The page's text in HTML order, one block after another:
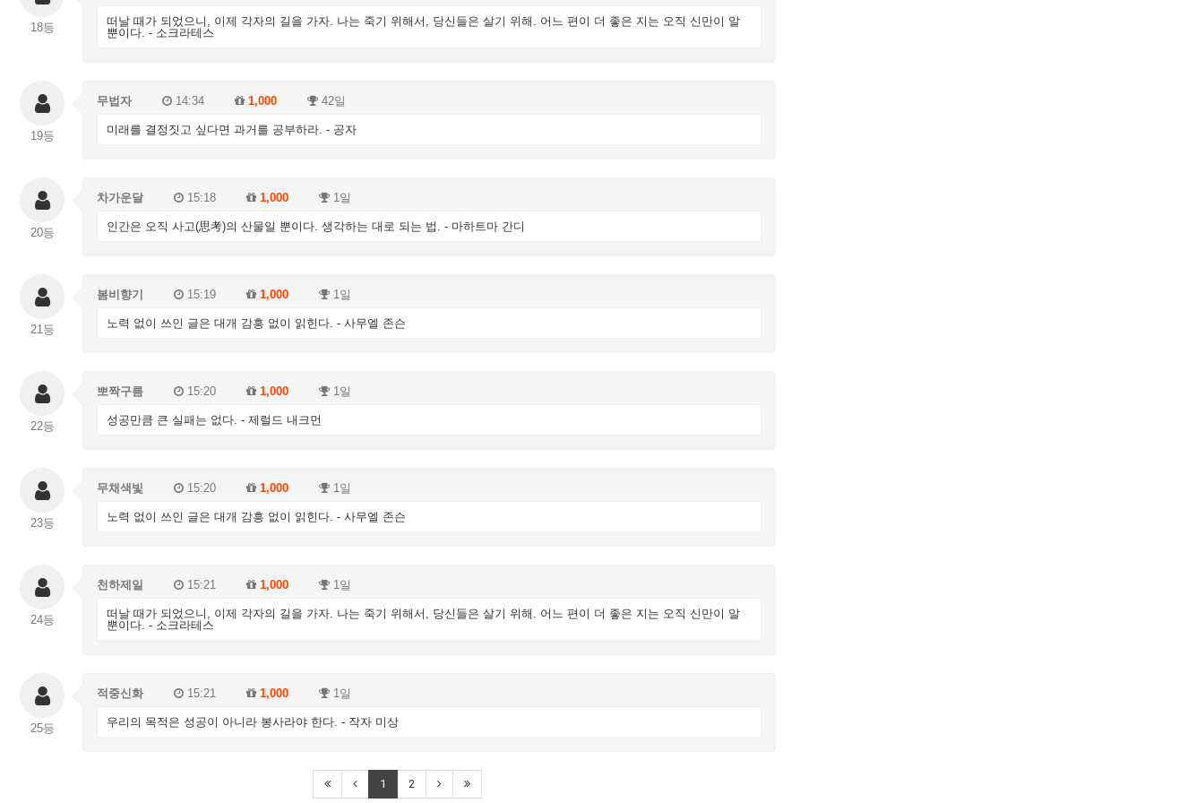
18등
떠날 때가 되었으니, 이제 각자의 길을 가자. 나는 죽기 위해서, 당신들은 살기 위해. 어느 편이 더 좋은 지는 오직 신만이 알
뿐이다. - 소크라테스
19등
무법자 14:34 1,000 42일
미래를 결정짓고 싶다면 과거를 공부하라. - 공자
20등
차가운달 15:18 1,000 1일
인간은 오직 사고(思考)의 산물일 뿐이다. 생각하는 대로 되는 법. - 마하트마 간디
21등
봄비향기 15:19 1,000 1일
노력 없이 쓰인 글은 대개 감흥 없이 읽힌다. - 사무엘 존슨
22등
뽀짝구름 15:20 1,000 1일
성공만큼 큰 실패는 없다. - 제럴드 내크먼
23등
무채색빛 15:20 1,000 1일
노력 없이 쓰인 글은 대개 감흥 없이 읽힌다. - 사무엘 존슨
24등
천하제일 15:21 1,000 1일
떠날 때가 되었으니, 이제 각자의 길을 가자. 나는 죽기 위해서, 당신들은 살기 위해. 어느 편이 더 좋은 지는 오직 신만이 알
뿐이다. - 소크라테스
25등
적중신화 15:21 1,000 1일
우리의 목적은 성공이 아니라 봉사라야 한다. - 작자 미상
1 2